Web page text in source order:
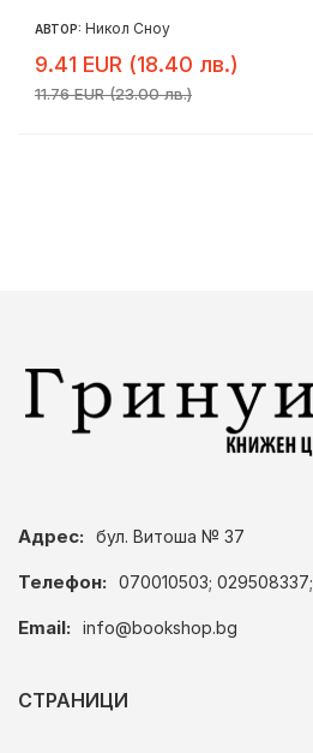
АВТОР: Никол Сноу
9.41 EUR (18.40 лв.)
11.76 EUR (23.00 лв.)
Адрес: бул. Витоша № 37
Телефон: 070010503; 029508337;
Email: info@bookshop.bg
СТРАНИЦИ